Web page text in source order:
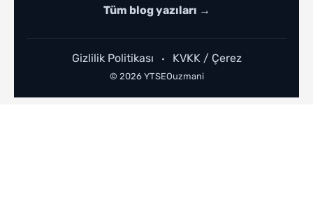
Tüm blog yazıları →
Gizlilik Politikası • KVKK / Çerez
© 2026 YTSEOuzmani